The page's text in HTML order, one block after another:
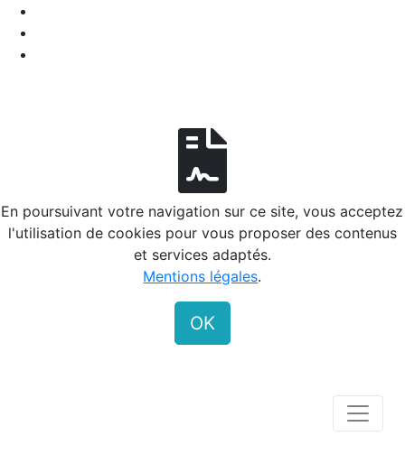
En poursuivant votre navigation sur ce site, vous acceptez
l'utilisation de cookies pour vous proposer des contenus
et services adaptés.
Mentions légales.
OK